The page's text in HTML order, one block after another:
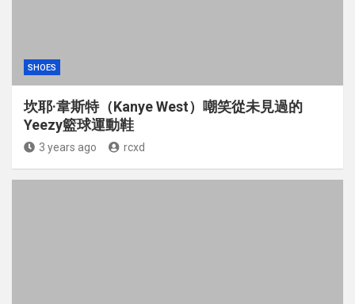
SHOES
坎耶·韋斯特（Kanye West）嘲笑從未見過的
Yeezy籃球運動鞋
3 years ago rcxd